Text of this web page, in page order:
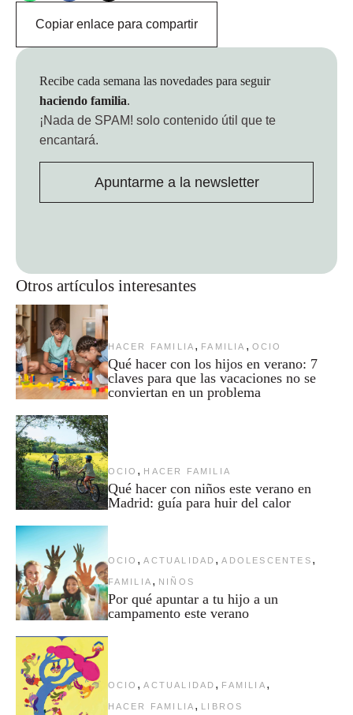
Copiar enlace para compartir
Otros artículos interesantes
HACER FAMILIA , FAMILIA , OCIO
Qué hacer con los hijos en verano: 7
claves para que las vacaciones no se
conviertan en un problema
OCIO , HACER FAMILIA
Qué hacer con niños este verano en
Madrid: guía para huir del calor
OCIO , ACTUALIDAD , ADOLESCENTES ,
FAMILIA , NIÑOS
Por qué apuntar a tu hijo a un
campamento este verano
OCIO , ACTUALIDAD , FAMILIA ,
HACER FAMILIA , LIBROS
Recibe cada semana las novedades para seguir
haciendo familia.
¡Nada de SPAM! solo contenido útil que te
encantará.
Apuntarme a la newsletter